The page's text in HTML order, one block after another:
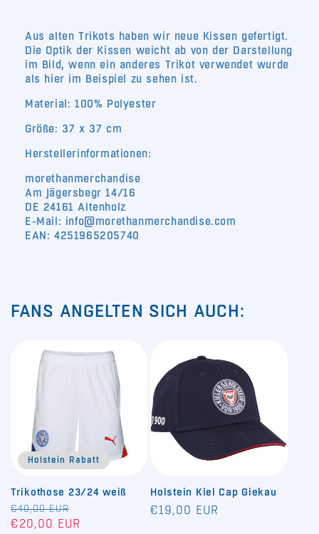
Aus alten Trikots haben wir neue Kissen gefertigt.
Die Optik der Kissen weicht ab von der Darstellung
im Bild, wenn ein anderes Trikot verwendet wurde
als hier im Beispiel zu sehen ist.
Material: 100% Polyester
Größe: 37 x 37 cm
Herstellerinformationen:
morethanmerchandise
Am Jägersbegr 14/16
DE 24161 Altenholz
E-Mail: info@morethanmerchandise.com
EAN: 4251965205740
FANS ANGELTEN SICH AUCH:
Holstein Rabatt
Trikothose 23/24 weiß
Normaler
Preis
€40,00 EUR
Verkaufspreis
€20,00 EUR
Holstein Kiel Cap Giekau
Normaler
€19,00 EUR